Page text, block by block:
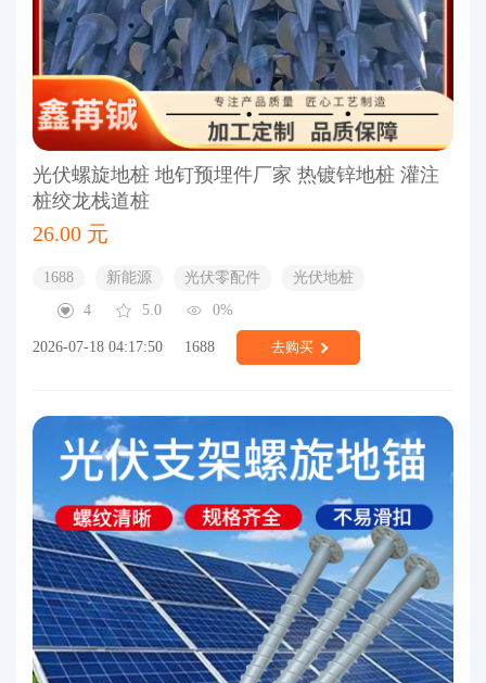
光伏螺旋地桩 地钉预埋件厂家 热镀锌地桩 灌注
桩绞龙栈道桩
26.00 元
1688 新能源 光伏零配件
光伏地桩
4
5.0 0%
2026-07-18 04:17:50 1688 去购买